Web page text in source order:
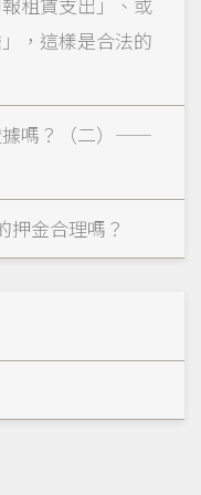
，這樣是合法的
據嗎？（二）——
押金合理嗎？